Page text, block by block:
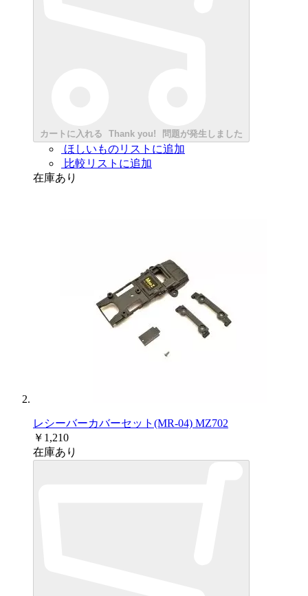
カートに入れる Thank you! 問題が発生しました
ほしいものリストに追加
比較リストに追加
在庫あり
レシーバーカバーセット(MR-04) MZ702
￥1,210
在庫あり